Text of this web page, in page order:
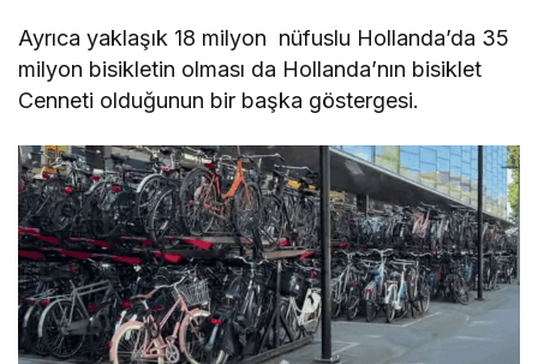
Ayrıca yaklaşık 18 milyon nüfuslu Hollanda’da 35
milyon bisikletin olması da Hollanda’nın bisiklet
Cenneti olduğunun bir başka göstergesi.